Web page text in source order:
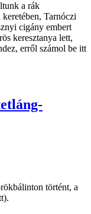
a rák
Tarnóczi
cigány embert
keresztanya lett,
erről számol be itt
történt, a